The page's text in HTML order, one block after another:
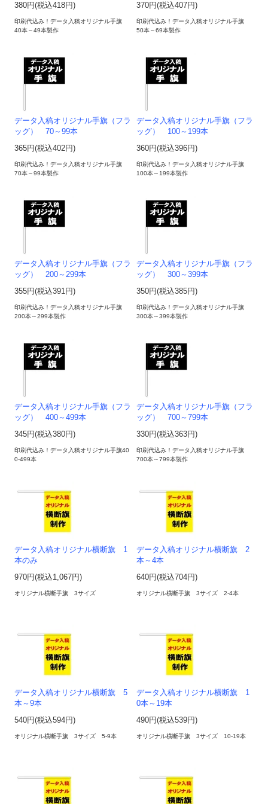
380円(税込418円)
印刷代込み！データ入稿オリジナル手旗
40本～49本製作
370円(税込407円)
印刷代込み！データ入稿オリジナル手旗
50本～69本製作
データ入稿オリジナル手旗（フラ
ッグ） 70～99本
365円(税込402円)
印刷代込み！データ入稿オリジナル手旗
70本～99本製作
データ入稿オリジナル手旗（フラ
ッグ） 100～199本
360円(税込396円)
印刷代込み！データ入稿オリジナル手旗
100本～199本製作
データ入稿オリジナル手旗（フラ
ッグ） 200～299本
355円(税込391円)
印刷代込み！データ入稿オリジナル手旗
200本～299本製作
データ入稿オリジナル手旗（フラ
ッグ） 300～399本
350円(税込385円)
印刷代込み！データ入稿オリジナル手旗
300本～399本製作
データ入稿オリジナル手旗（フラ
ッグ） 400～499本
345円(税込380円)
印刷代込み！データ入稿オリジナル手旗40
0-499本
データ入稿オリジナル手旗（フラ
ッグ） 700～799本
330円(税込363円)
印刷代込み！データ入稿オリジナル手旗
700本～799本製作
データ入稿オリジナル横断旗 1
本のみ
970円(税込1,067円)
オリジナル横断手旗 3サイズ
データ入稿オリジナル横断旗 2
本～4本
640円(税込704円)
オリジナル横断手旗 3サイズ 2-4本
データ入稿オリジナル横断旗 5
本～9本
540円(税込594円)
オリジナル横断手旗 3サイズ 5-9本
データ入稿オリジナル横断旗 1
0本～19本
490円(税込539円)
オリジナル横断手旗 3サイズ 10-19本